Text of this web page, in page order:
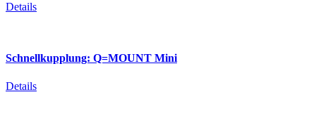
Details
Schnellkupplung: Q=MOUNT Mini
Details